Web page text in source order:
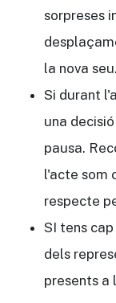
sorpreses
la nova seu.
Si durant
una
pausa.
l'acte som
respecte
SI tens
dels
presents a